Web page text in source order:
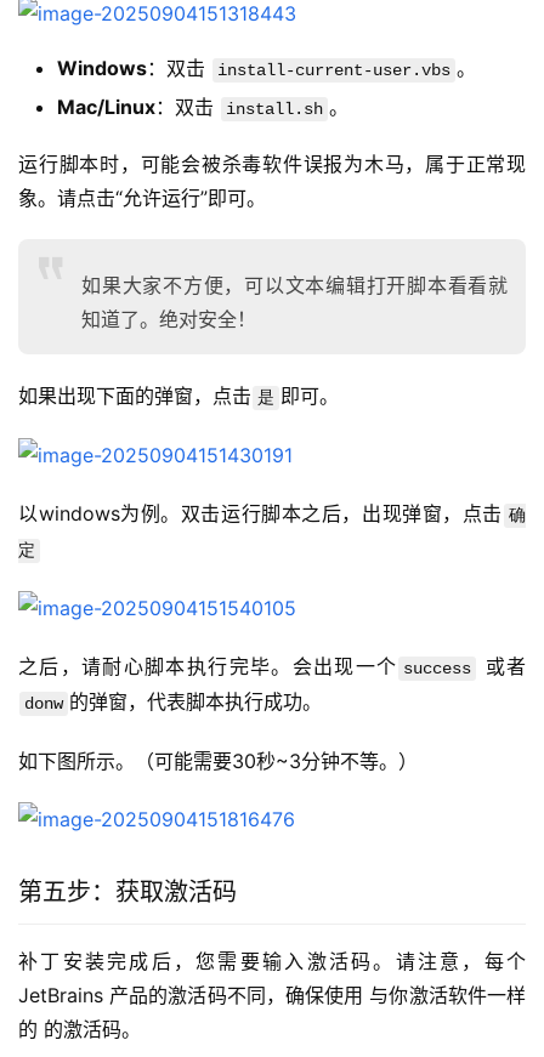
Windows：双击 install-current-user.vbs 。
Mac/Linux：双击 install.sh 。
运行脚本时，可能会被杀毒软件误报为木马，属于正常现
象。请点击“允许运行”即可。
如果大家不方便，可以文本编辑打开脚本看看就
知道了。绝对安全！
如果出现下面的弹窗，点击 是 即可。
以windows为例。双击运行脚本之后，出现弹窗，点击 确
定
之后，请耐心脚本执行完毕。会出现一个 success 或者
donw 的弹窗，代表脚本执行成功。
如下图所示。（可能需要30秒~3分钟不等。）
第五步：获取激活码
补丁安装完成后，您需要输入激活码。请注意，每个
JetBrains 产品的激活码不同，确保使用 与你激活软件一样
的 的激活码。